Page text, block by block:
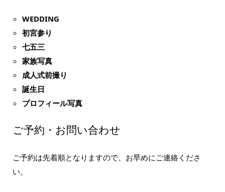
WEDDING
初宮参り
七五三
家族写真
成人式前撮り
誕生日
プロフィール写真
ご予約・お問い合わせ
ご予約は先着順となりますので、お早めにご連絡くださ
い。